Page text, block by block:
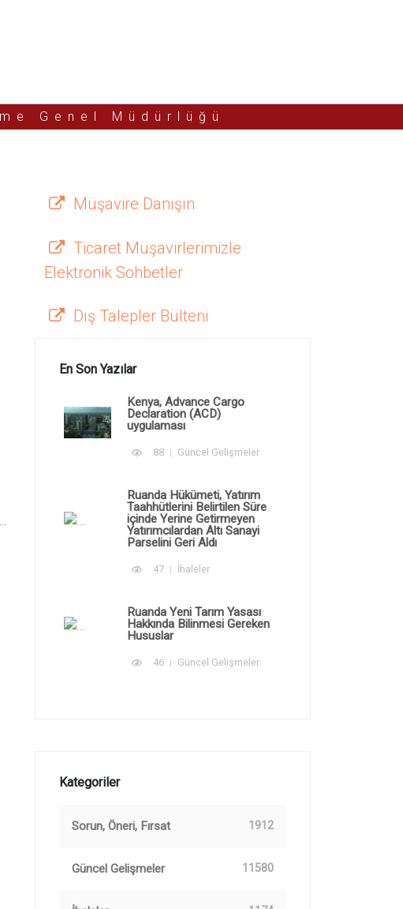
Genel Müdürlüğü
Müşavire Danışın
Ticaret Müşavirlerimizle
Elektronik Sohbetler
Dış Talepler Bülteni
En Son Yazılar
Kenya, Advance Cargo
Declaration (ACD)
uygulaması
88 Güncel Gelişmeler
Ruanda Hükümeti, Yatırım
Taahhütlerini Belirtilen Süre
içinde Yerine Getirmeyen
Yatırımcılardan Altı Sanayi
Parselini Geri Aldı
47 İhaleler
Ruanda Yeni Tarım Yasası
Hakkında Bilinmesi Gereken
Hususlar
46 Güncel Gelişmeler
Kategoriler
Sorun, Öneri, Fırsat 1912
Güncel Gelişmeler 11580